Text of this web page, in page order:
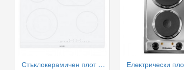
Стъклокерамичен плот за вграждане Gorenje ECT643WCSC, 60 см